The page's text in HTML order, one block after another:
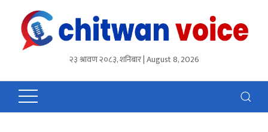
२३ श्रावण २०८३, शनिबार | August 8, 2026